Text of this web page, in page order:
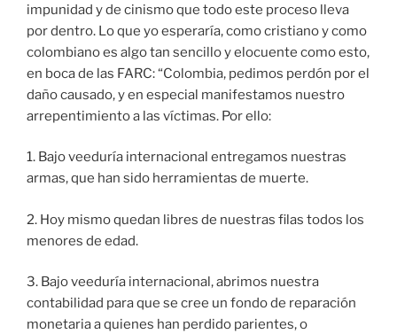
impunidad y de cinismo que todo este proceso lleva
por dentro. Lo que yo esperaría, como cristiano y como
colombiano es algo tan sencillo y elocuente como esto,
en boca de las FARC: “Colombia, pedimos perdón por el
daño causado, y en especial manifestamos nuestro
arrepentimiento a las víctimas. Por ello:
1. Bajo veeduría internacional entregamos nuestras
armas, que han sido herramientas de muerte.
2. Hoy mismo quedan libres de nuestras filas todos los
menores de edad.
3. Bajo veeduría internacional, abrimos nuestra
contabilidad para que se cree un fondo de reparación
monetaria a quienes han perdido parientes, o